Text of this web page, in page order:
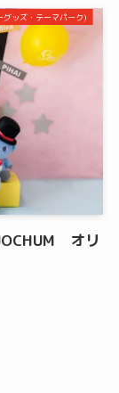
グッズ・テーマパーク)
オリ